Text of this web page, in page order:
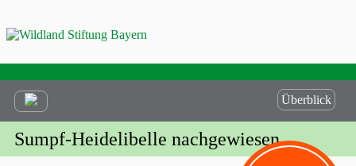
Überblick
Sumpf-Heidelibelle nachgewiesen